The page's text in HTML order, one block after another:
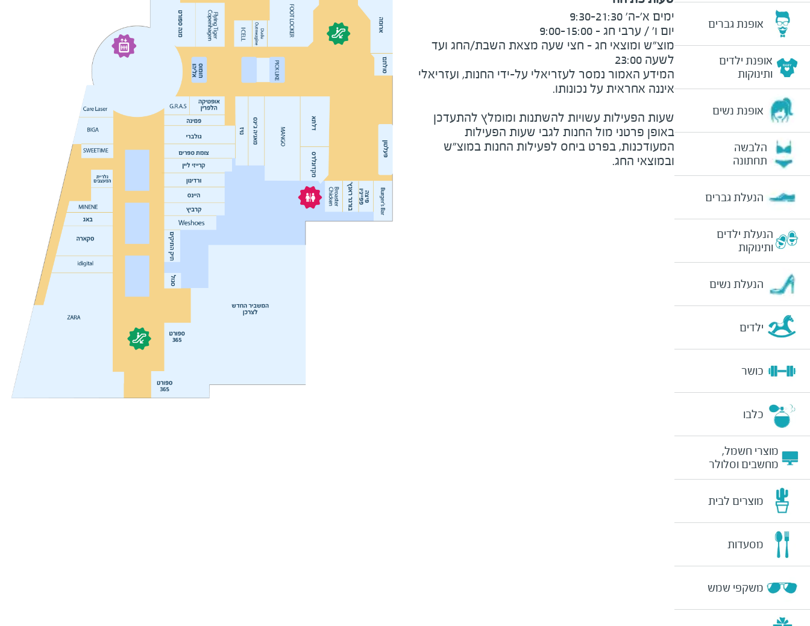
אופנת גברים
אופנת ילדים
ותינוקות
אופנת נשים
הלבשה
תחתונה
הנעלת גברים
הנעלת ילדים
ותינוקות
הנעלת נשים
ילדים
כושר
כלבו
מוצרי חשמל,
מחשבים וסלולר
מוצרים לבית
מסעדות
משקפי שמש
לשעה 23:00
המידע האמור נמסר לעזריאלי על-ידי החנות, ועזריאלי
שעות הפעילות עשויות להשתנות ומומלץ להתעדכן
באופן פרטני מול החנות לגבי שעות הפעילות
המעודכנות, בפרט ביחס לפעילות החנות במוצ"ש
ובמוצאי החג.